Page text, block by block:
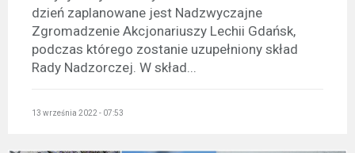
dzień zaplanowane jest Nadzwyczajne
Zgromadzenie Akcjonariuszy Lechii Gdańsk,
podczas którego zostanie uzupełniony skład
Rady Nadzorczej. W skład...
13 września 2022 - 07:53